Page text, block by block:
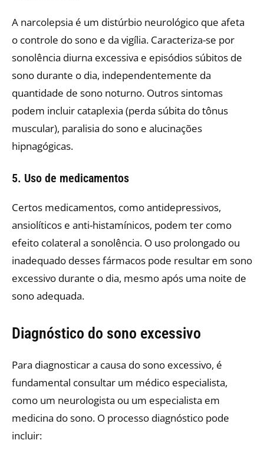
A narcolepsia é um distúrbio neurológico que afeta
o controle do sono e da vigília. Caracteriza-se por
sonolência diurna excessiva e episódios súbitos de
sono durante o dia, independentemente da
quantidade de sono noturno. Outros sintomas
podem incluir cataplexia (perda súbita do tônus
muscular), paralisia do sono e alucinações
hipnagógicas.
5. Uso de medicamentos
Certos medicamentos, como antidepressivos,
ansiolíticos e anti-histamínicos, podem ter como
efeito colateral a sonolência. O uso prolongado ou
inadequado desses fármacos pode resultar em sono
excessivo durante o dia, mesmo após uma noite de
sono adequada.
Diagnóstico do sono excessivo
Para diagnosticar a causa do sono excessivo, é
fundamental consultar um médico especialista,
como um neurologista ou um especialista em
medicina do sono. O processo diagnóstico pode
incluir:​